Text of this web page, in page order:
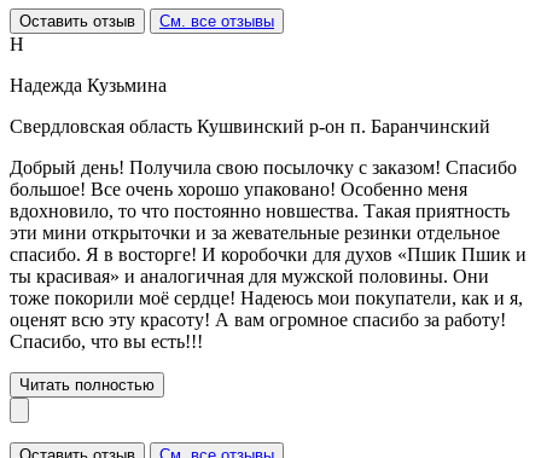
Оставить отзыв См. все отзывы
Н
Надежда Кузьмина
Свердловская область Кушвинский р-он п. Баранчинский
Добрый день! Получила свою посылочку с заказом! Спасибо
большое! Все очень хорошо упаковано! Особенно меня
вдохновило, то что постоянно новшества. Такая приятность
эти мини открыточки и за жевательные резинки отдельное
спасибо. Я в восторге! И коробочки для духов «Пшик Пшик и
ты красивая» и аналогичная для мужской половины. Они
тоже покорили моё сердце! Надеюсь мои покупатели, как и я,
оценят всю эту красоту! А вам огромное спасибо за работу!
Спасибо, что вы есть!!!
Читать полностью
Оставить отзыв См. все отзывы